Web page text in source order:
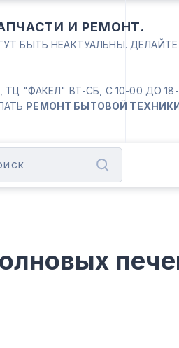
И РЕМОНТ.
БЫТЬ НЕАКТУАЛЬНЫ.
"ФАКЕЛ" ВТ-СБ, С 10-00 ДО
РЕМОНТ БЫТОВОЙ